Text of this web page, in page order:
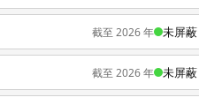
截至 2026 年 未屏蔽
截至 2026 年 未屏蔽